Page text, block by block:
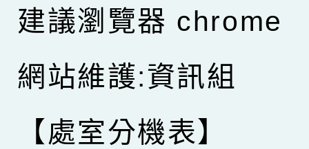
建議瀏覽器 chrome
網站維護:資訊組
【處室分機表】